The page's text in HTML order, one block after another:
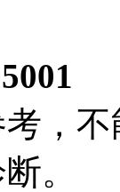
，
。